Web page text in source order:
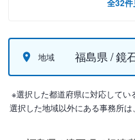
全32件
地域 福島県 / 鏡
※選択した都道府県に対応して
選択した地域以外にある事務所は